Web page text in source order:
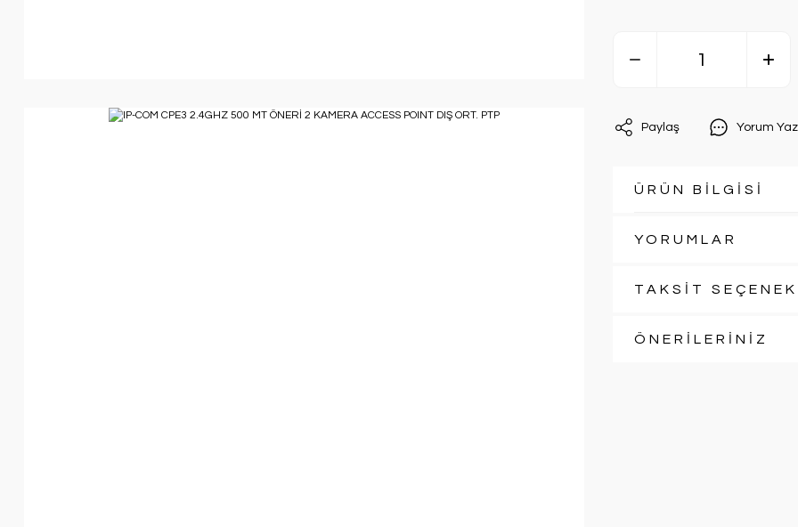
Paylaş Yorum Yaz
ÜRÜN BİLGİSİ
YORUMLAR
TAKSİT
ÖNERİLERİNİZ